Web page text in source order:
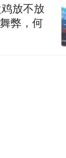
放不放
弊，何